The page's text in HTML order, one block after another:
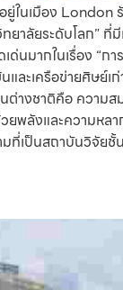
นเมือง London
ทยาลัยระดับโลก”
มากในเรื่อง “กา
ละเครือข่ายศิษย์เ
งชาติคือ ความสม
ลังและความหลา
ที่เป็นสถาบันวิจัย